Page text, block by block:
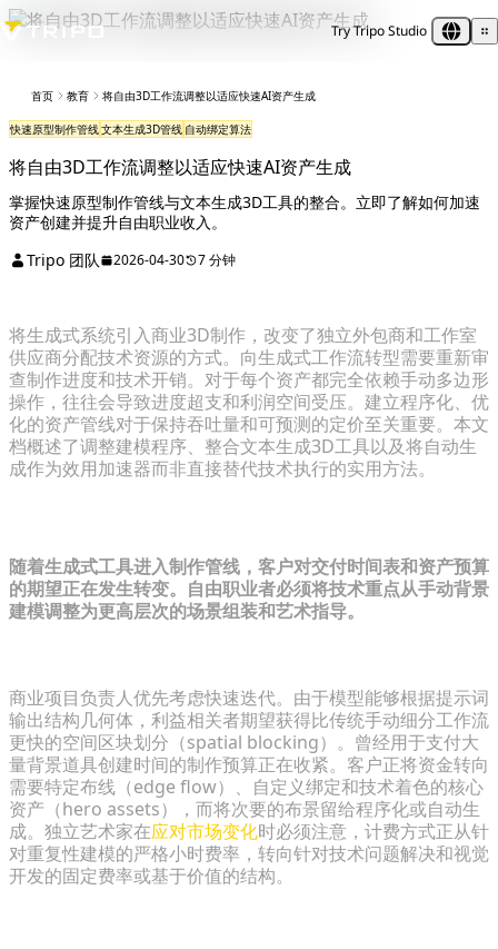
Try Tripo Studio
首页 教育 将自由3D工作流调整以适应快速AI资产生成
快速原型制作管线文本生成3D管线 自动绑定算法
将自由3D工作流调整以适应快速AI资产生成
掌握快速原型制作管线与文本生成3D工具的整合。立即了解如何加速
资产创建并提升自由职业收入。
Tripo 团队
2026-04-30 7 分钟
将生成式系统引入商业3D制作，改变了独立外包商和工作室
供应商分配技术资源的方式。向生成式工作流转型需要重新审
查制作进度和技术开销。对于每个资产都完全依赖手动多边形
操作，往往会导致进度超支和利润空间受压。建立程序化、优
化的资产管线对于保持吞吐量和可预测的定价至关重要。本文
档概述了调整建模程序、整合文本生成3D工具以及将自动生
成作为效用加速器而非直接替代技术执行的实用方法。
随着生成式工具进入制作管线，客户对交付时间表和资产预算
的期望正在发生转变。自由职业者必须将技术重点从手动背景
建模调整为更高层次的场景组装和艺术指导。
商业项目负责人优先考虑快速迭代。由于模型能够根据提示词
输出结构几何体，利益相关者期望获得比传统手动细分工作流
更快的空间区块划分（spatial blocking）。曾经用于支付大
量背景道具创建时间的制作预算正在收紧。客户正将资金转向
需要特定布线（edge flow）、自定义绑定和技术着色的核心
资产（hero assets），而将次要的布景留给程序化或自动生
成。独立艺术家在应对市场变化时必须注意，计费方式正从针
对重复性建模的严格小时费率，转向针对技术问题解决和视觉
开发的固定费率或基于价值的结构。